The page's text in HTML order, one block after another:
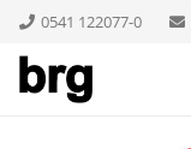
0541 122077-0